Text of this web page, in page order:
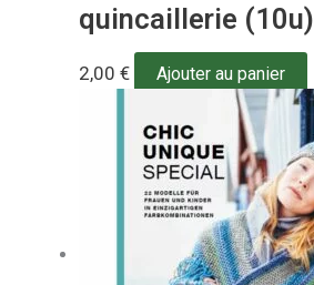
quincaillerie (10u)
2,00 € Ajouter au panier